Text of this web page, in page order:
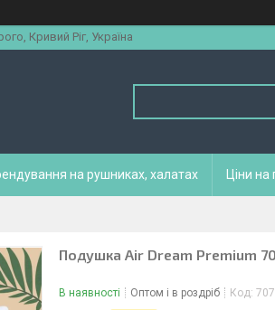
Кривий Ріг, Україна
на рушниках, халатах Ціни
Подушка Air Dream Premium
В наявності Оптом і в роздріб Код: